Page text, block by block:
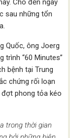
Cho đến ngày
sau những tổn
Quốc, ông Joerg
“60 Minutes”
bệnh tại Trung
chứng rối loạn
đợt phong tỏa kéo
trong thời gian